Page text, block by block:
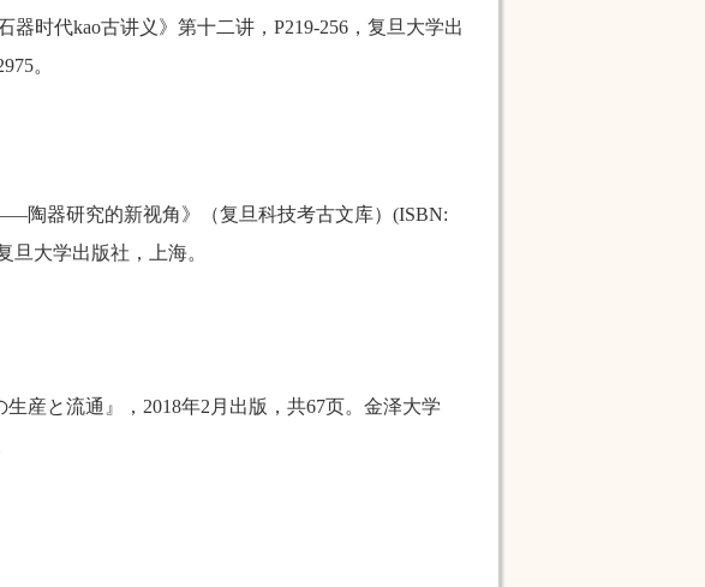
时代kao古讲义》第十二讲，P219-256，复旦大学出
。
陶器研究的新视角》（复旦科技考古文库） (ISBN:
旦大学出版社，上海。
産と流通』， 2018年2 月出版，共67页。 金泽大学